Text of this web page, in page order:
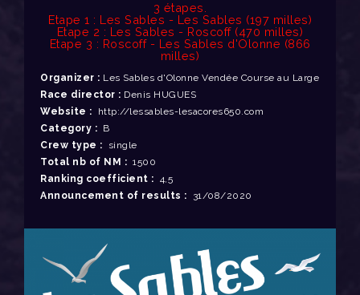
3 étapes.
Etape 1 : Les Sables - Les Sables (197 milles)
Etape 2 : Les Sables - Roscoff (470 milles)
Etape 3 : Roscoff - Les Sables d'Olonne (866
milles)
Organizer : Les Sables d'Olonne Vendée Course au Large
Race director : Denis HUGUES
Website :
http://lessables-lesacores650.com
Category : B
Crew type : single
Total nb of NM : 1500
Ranking coefficient : 4,5
Announcement of results : 31/08/2020